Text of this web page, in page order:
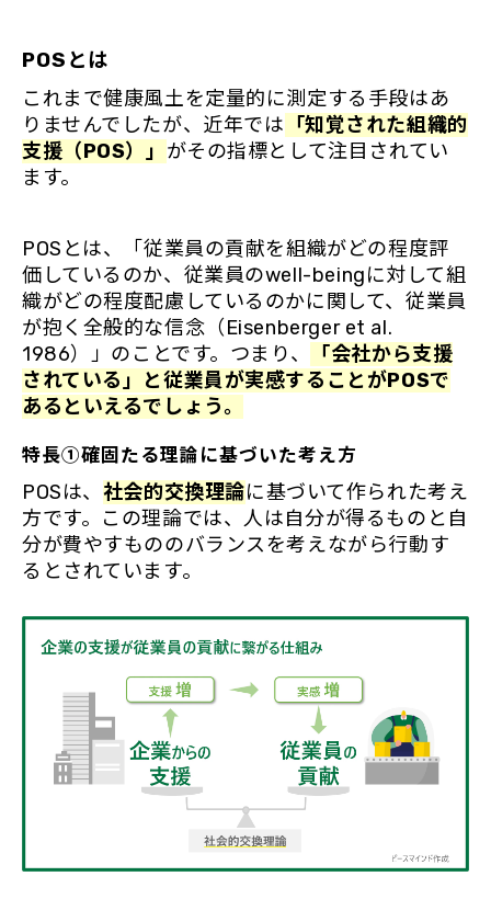
POSとは
これまで健康風土を定量的に測定する手段はあ
りませんでしたが、近年では 「知覚された組織的
支援（POS）」 がその指標として注目されてい
ます。
POSとは、「従業員の貢献を組織がどの程度評
価しているのか、従業員のwell-beingに対して組
織がどの程度配慮しているのかに関して、従業員
が抱く全般的な信念（Eisenberger et al.
1986）」のことです。つまり、
「会社から支援
されている」と従業員が実感することがPOSで
あるといえるでしょう。
特長①確固たる理論に基づいた考え方
POSは、 社会的交換理論に基づいて作られた考え
方です。この理論では、人は自分が得るものと自
分が費やすもののバランスを考えながら行動す
るとされています。